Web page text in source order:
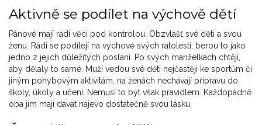
Aktivně se podílet na výchově dětí
Pánové mají rádi věci pod kontrolou. Obzvlášť své děti a svou
ženu. Rádi se podílejí na výchově svých ratolestí, berou to jako
jedno z jejich důležitých poslání. Po svých manželkách chtějí,
aby dělaly to samé. Muži vedou své děti nejčastěji ke sportům či
jiným pohybovým aktivitám, na ženách nechávají přípravu do
školy, úkoly a učení. Nemusí to být však pravidlem. Každopádně
oba jim mají dávat najevo dostatečně svou lásku.